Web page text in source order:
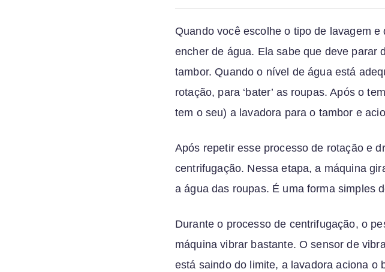
Quando você escolhe o tipo de lavagem
encher de água. Ela sabe que deve parar
tambor. Quando o nível de água está
rotação, para ‘bater’ as roupas. Após o
tem o seu) a lavadora para o tambor e
Após repetir esse processo de rotação e
centrifugação. Nessa etapa, a máquina
a água das roupas. É uma forma simples
Durante o processo de centrifugação, o
máquina vibrar bastante. O sensor de
está saindo do limite, a lavadora aciona o